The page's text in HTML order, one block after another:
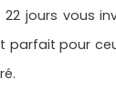
jours vous
pour